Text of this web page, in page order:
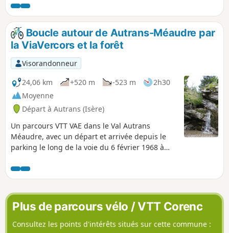
mobilité réduite, tout est possible sur la
Via Vercors!
Boucle autour de Autrans-Méaudre par
la ViaVercors et la forêt
Visorandonneur
24,06 km
+520 m -523 m
2h30
Moyenne
Départ à Autrans (Isère)
Un parcours VTT VAE dans le Val Autrans
Méaudre, avec un départ et arrivée depuis le
parking le long de la voie du 6 février 1968 à
route forestière et un chemin de balade.
Plus de parcours vélo / VTT Corenc
Consultez les points d'intérêts situés sur cette commune :